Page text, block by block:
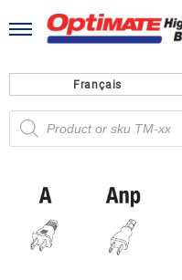
to
Français
Recherche
de
produits